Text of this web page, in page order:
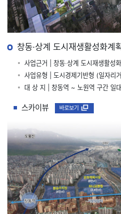
창동‧상계 도시재생활성화계
사업근거 | 창동‧상계 도시재생활성
사업유형 | 도시경제기반형 (일자리
대 상 지 | 창동역 ~ 노원역 구간 일
스카이뷰 바로보기 새창